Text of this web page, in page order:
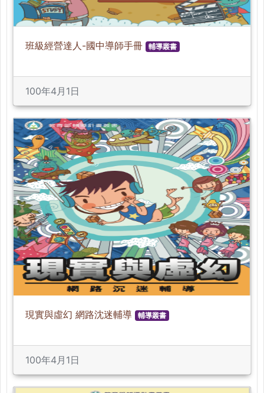
班級經營達人-國中導師手冊 輔導叢書
100年4月1日
現實與虛幻 網路沈迷輔導 輔導叢書
100年4月1日